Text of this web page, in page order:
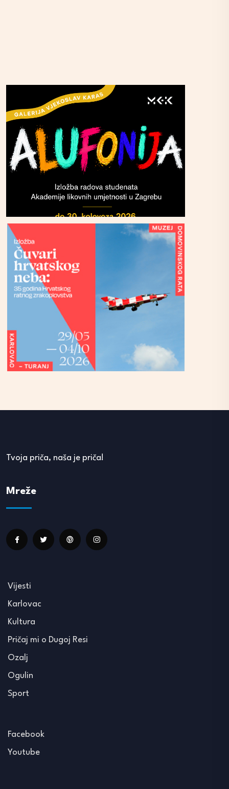
Tvoja priča, naša je priča!
Mreže
Vijesti
Karlovac
Kultura
Pričaj mi o Dugoj Resi
Ozalj
Ogulin
Sport
Facebook
Youtube